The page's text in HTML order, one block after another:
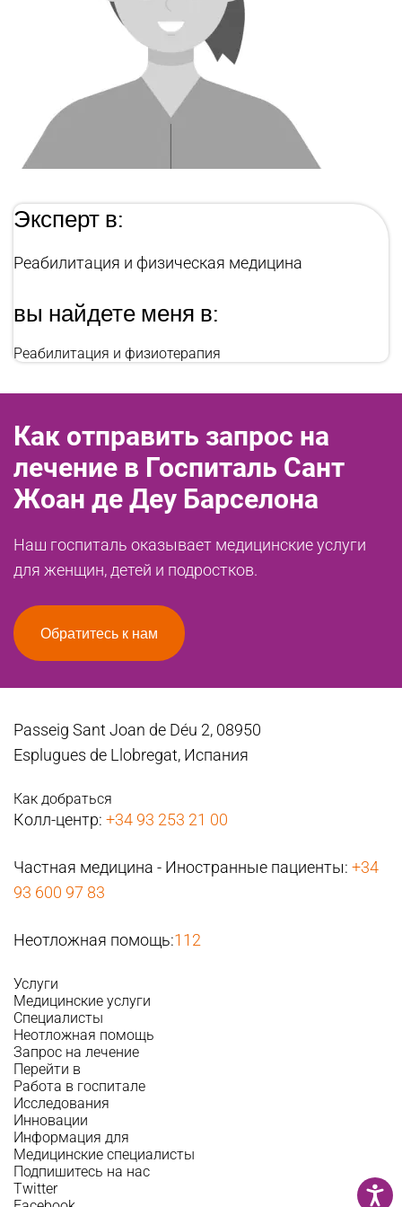
Эксперт в:
Реабилитация и физическая медицина
вы найдете меня в:
Реабилитация и физиотерапия
Как отправить запрос на
лечение в Госпиталь Сант
Жоан де Деу Барселона
Наш госпиталь оказывает медицинские услуги
для женщин, детей и подростков.
Обратитесь к нам
Passeig Sant Joan de Déu 2, 08950
Esplugues de Llobregat, Испания
Как добраться
Колл-центр: +34 93 253 21 00
Частная медицина - Иностранные пациенты: +34
93 600 97 83
Неотложная помощь:112
Услуги
Медицинские услуги
Специалисты
Неотложная помощь
Запрос на лечение
Перейти в
Работа в госпитале
Исследования
Инновации
Информация для
Медицинские специалисты
Подпишитесь на нас
Twitter